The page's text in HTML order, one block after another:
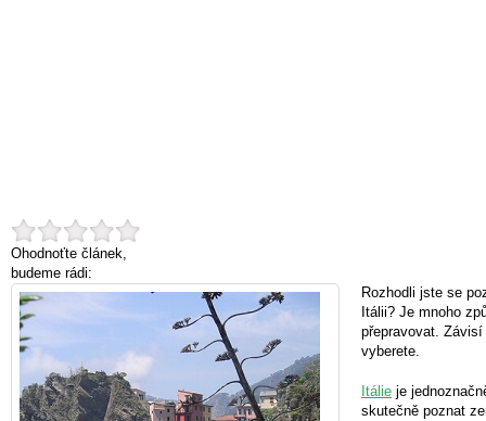
Ohodnoťte článek,
budeme rádi:
Rozhodli jste se
Itálii? Je mnoho
přepravovat.
vyberete.
Itálie je
skutečně poznat